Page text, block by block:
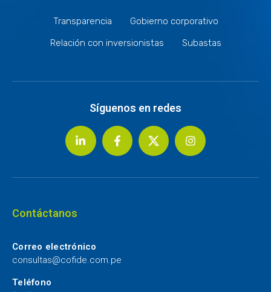
Transparencia
Gobierno corporativo
Relación con inversionistas
Subastas
Síguenos en redes
Contáctanos
Correo electrónico
consultas@cofide.com.pe
Teléfono